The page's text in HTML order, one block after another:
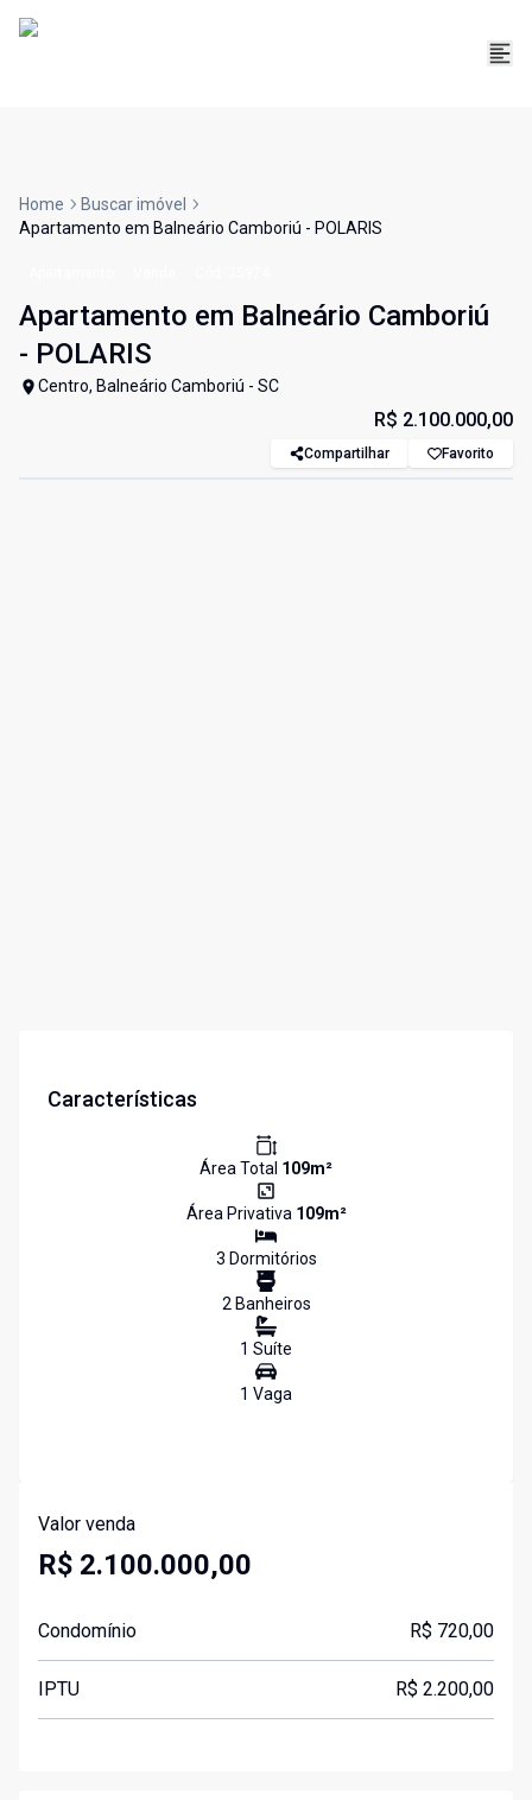
Home
Buscar imóvel
Apartamento em Balneário Camboriú - POLARIS
Apartamento em Balneário Camboriú
- POLARIS
Centro, Balneário Camboriú - SC
R$ 2.100.000,00
Compartilhar Favorito
Características
Área Total 109m²
Área Privativa 109m²
3 Dormitórios
2Banheiros
1 Suíte
1 Vaga
Valor venda
R$ 2.100.000,00
Condomínio R$ 720,00
IPTU R$ 2.200,00